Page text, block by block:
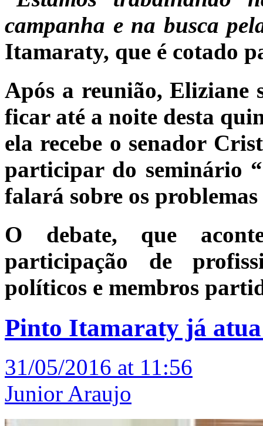
campanha e na busca
Itamaraty, que é cotado
Após a reunião, Eliziane
ficar até a noite desta
ela recebe o senador
participar do seminário
falará sobre os
O debate, que
participação de
políticos e membros
Pinto Itamaraty já
31/05/2016 at 11:56
Junior Araujo